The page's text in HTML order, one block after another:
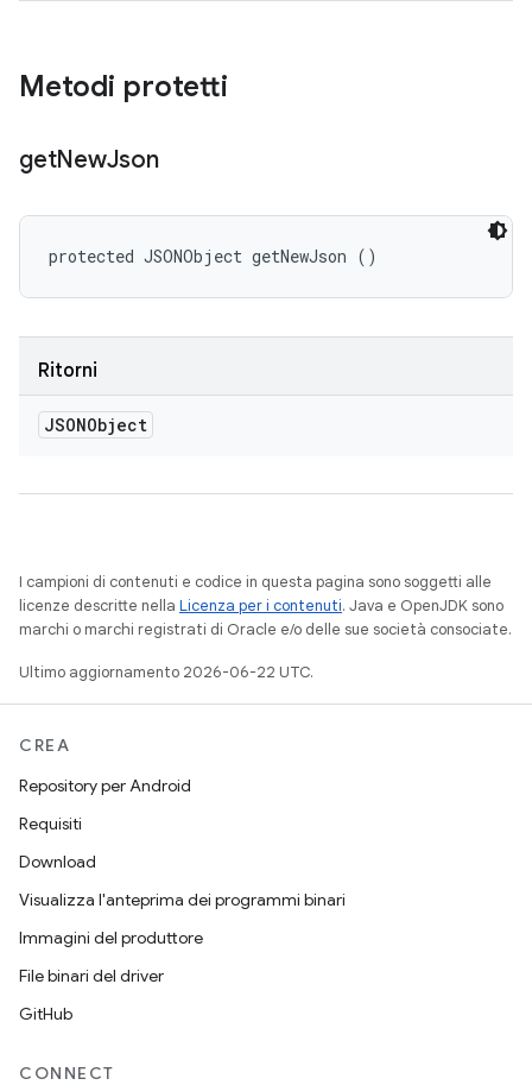
Metodi protetti
getNewJson
protected JSONObject getNewJson ()
Ritorni
JSONObject
I campioni di contenuti e codice in questa pagina sono soggetti alle
licenze descritte nella Licenza per i contenuti. Java e OpenJDK sono
marchi o marchi registrati di Oracle e/o delle sue società consociate.
Ultimo aggiornamento 2026-06-22 UTC.
CREA
Repository per Android
Requisiti
Download
Visualizza l'anteprima dei programmi binari
Immagini del produttore
File binari del driver
GitHub
CONNECT